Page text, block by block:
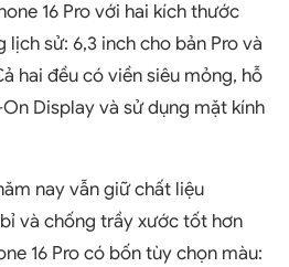
16 Pro với hai kích thước
lịch sử: 6,3 inch cho bản Pro và
hai đều có viền siêu mỏng, hỗ
Display và sử dụng mặt kính
nay vẫn giữ chất liệu
và chống trầy xước tốt hơn
16 Pro có bốn tùy chọn màu: